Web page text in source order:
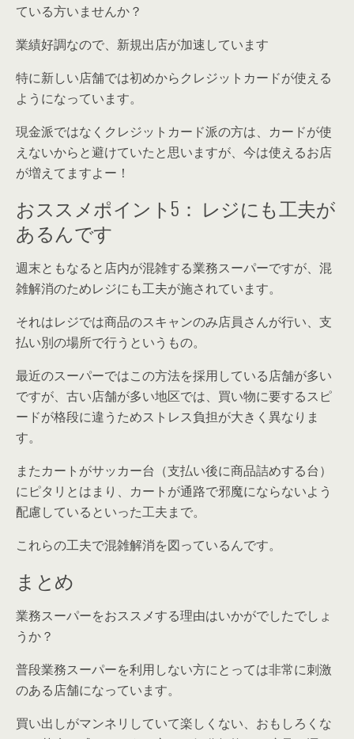
ている方いませんか？
業績好調なので、新規出店が加速しています
特に新しい店舗では初めからクレジットカードが使える
ようになっています。
現金派ではなくクレジットカード派の方は、カードが使
えないからと避けていたと思いますが、今は使えるお店
が増えてますよー！
おススメポイント5： レジにも工夫が
あるんです
週末ともなると店内が混雑する業務スーパーですが、混
雑解消のためレジにも工夫が施されています。
それはレジでは商品のスキャンのみ店員さんが行い、支
払い別の場所で行うというもの。
最近のスーパーではこの方法を採用している店舗が多い
ですが、古い店舗が多い地区では、買い物に要するスピ
ードが格段に違うためストレス負担が大きく異なりま
す。
またカートがサッカー台（支払い後に商品詰めする台）
にピタリとはまり、カートが通路で邪魔にならないよう
配慮しているといった工夫まで。
これらの工夫で混雑解消を図っているんです。
まとめ
業務スーパーをおススメする理由はいかがでしたでしょ
うか？
普段業務スーパーを利用しない方にとっては非常に刺激
のある店舗になっています。
買い出しがマンネリしていて楽しくない、おもしろくな